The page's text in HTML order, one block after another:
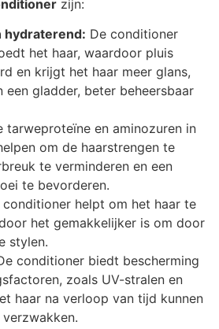
zijn:
hydraterend: De conditioner
het haar, waardoor pluis
en krijgt het haar meer glans,
gladder, beter beheersbaar
tarweproteïne en aminozuren in
om de haarstrengen te
te verminderen en een
te bevorderen.
conditioner helpt om het haar te
het gemakkelijker is om door
stylen.
conditioner biedt bescherming
zoals UV-stralen en
haar na verloop van tijd kunnen